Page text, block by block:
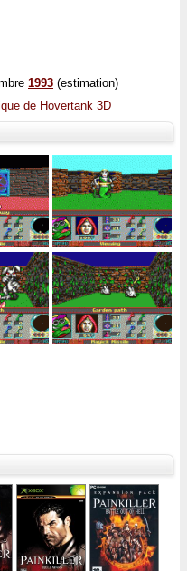
1993 (estimation)
de Hovertank 3D